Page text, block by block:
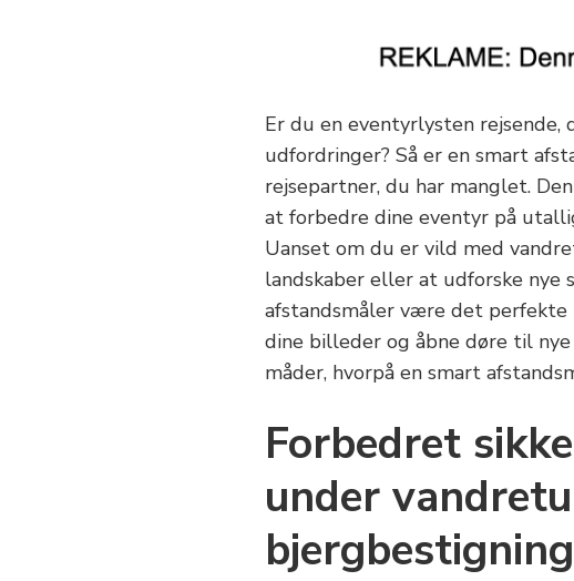
Er du en eventyrlysten
udfordringer? Så er en smart
rejsepartner, du har manglet.
at forbedre dine eventyr på
Uanset om du er vild med
landskaber eller at udforske nye
afstandsmåler være det perfekte
dine billeder og åbne døre til
måder, hvorpå en smart
Forbedret
under
bjergbestigning